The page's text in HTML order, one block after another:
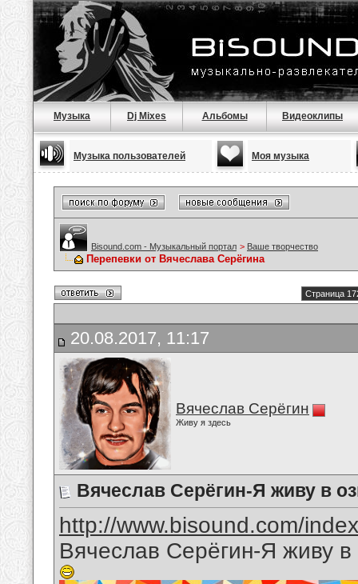
Музыка Dj Mixes Альбомы Видеоклипы
Музыка пользователей Моя музыка
Bisound.com - Музыкальный портал > Ваше творчество
Перепевки от Вячеслава Серёгина
Страница
20.08.2017, 11:17
Вячеслав Серёгин
Живу я здесь
Вячеслав Серёгин-Я живу в
http://www.bisound.com/
Вячеслав Серёгин-Я живу в